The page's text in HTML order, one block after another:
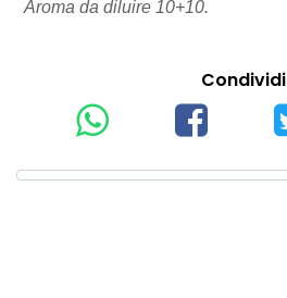
Aroma da diluire 10+10.
Condividi